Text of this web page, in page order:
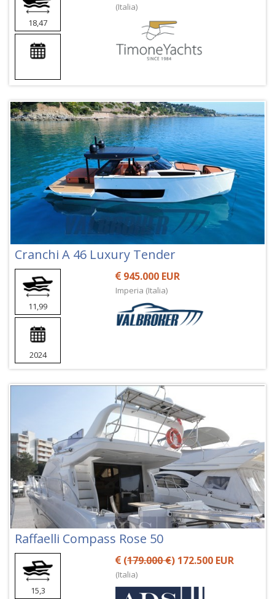
18,47
(Italia)
Cranchi A 46 Luxury Tender
11,99
2024
945.000 EUR
Imperia (Italia)
Raffaelli Compass Rose 50
15,3
(179.000 €) 172.500 EUR
(Italia)